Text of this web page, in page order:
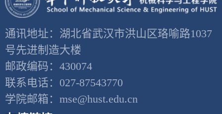
通讯地址：湖北省武汉市洪山区珞喻路1037
号先进制造大楼
邮政编码：430074
联系电话：027-87543770
学院邮箱：mse@hust.edu.cn